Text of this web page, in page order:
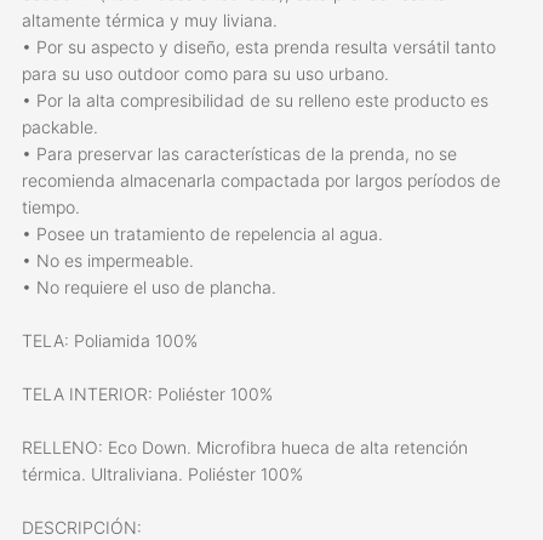
altamente térmica y muy liviana.
• Por su aspecto y diseño, esta prenda resulta versátil tanto
para su uso outdoor como para su uso urbano.
• Por la alta compresibilidad de su relleno este producto es
packable.
• Para preservar las características de la prenda, no se
recomienda almacenarla compactada por largos períodos de
tiempo.
• Posee un tratamiento de repelencia al agua.
• No es impermeable.
• No requiere el uso de plancha.
TELA: Poliamida 100%
TELA INTERIOR: Poliéster 100%
RELLENO: Eco Down. Microfibra hueca de alta retención
térmica. Ultraliviana. Poliéster 100%
DESCRIPCIÓN: